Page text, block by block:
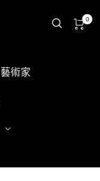
0
藝術家